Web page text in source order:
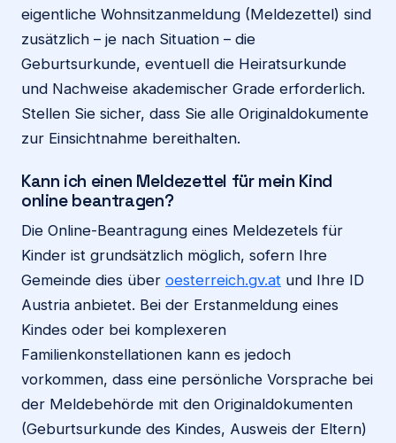
eigentliche Wohnsitzanmeldung (Meldezettel) sind
zusätzlich – je nach Situation – die
Geburtsurkunde, eventuell die Heiratsurkunde
und Nachweise akademischer Grade erforderlich.
Stellen Sie sicher, dass Sie alle Originaldokumente
zur Einsichtnahme bereithalten.
Kann ich einen Meldezettel für mein Kind
online beantragen?
Die Online-Beantragung eines Meldezetels für
Kinder ist grundsätzlich möglich, sofern Ihre
Gemeinde dies über oesterreich.gv.at und Ihre ID
Austria anbietet. Bei der Erstanmeldung eines
Kindes oder bei komplexeren
Familienkonstellationen kann es jedoch
vorkommen, dass eine persönliche Vorsprache bei
der Meldebehörde mit den Originaldokumenten
(Geburtsurkunde des Kindes, Ausweis der Eltern)